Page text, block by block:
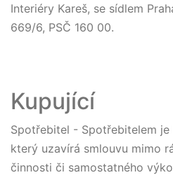
Interiéry Kareš, se sídlem
669/6, PSČ 160 00.
Kupující
Spotřebitel - Spotřebitelem
který uzavírá smlouvu mimo
činnosti či samostatného